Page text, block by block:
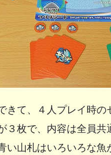
きて、４人プレイ時
３枚で、内容は全員
い山札はいろいろな